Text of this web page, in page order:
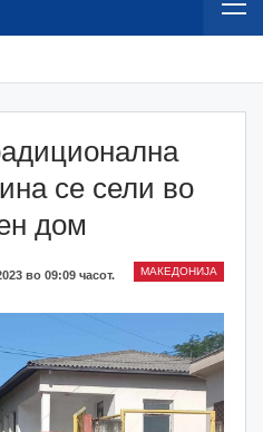
се сели во
дом
МАКЕДОНИЈА
во 09:09 часот.